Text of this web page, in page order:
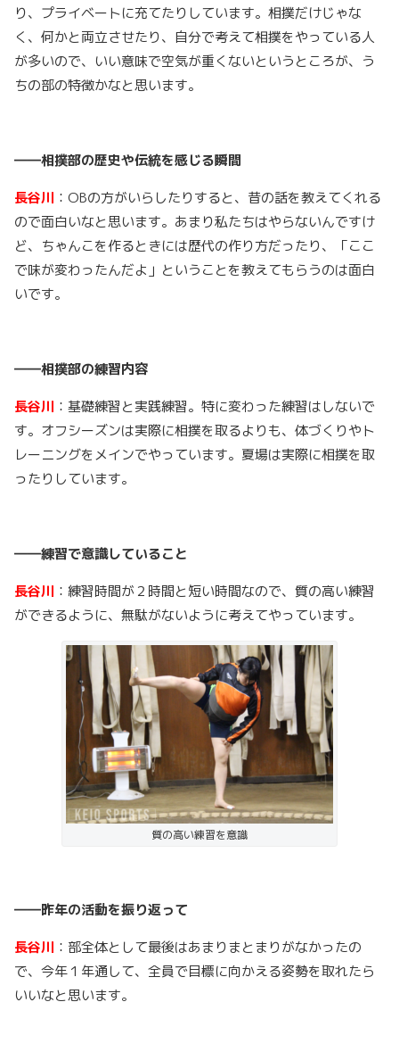
り、プライベートに充てたりしています。相撲だけじゃな
く、何かと両立させたり、自分で考えて相撲をやっている人
が多いので、いい意味で空気が重くないというところが、う
ちの部の特徴かなと思います。
――相撲部の歴史や伝統を感じる瞬間
長谷川 ：OBの方がいらしたりすると、昔の話を教えてくれる
ので面白いなと思います。あまり私たちはやらないんですけ
ど、ちゃんこを作るときには歴代の作り方だったり、「ここ
で味が変わったんだよ」ということを教えてもらうのは面白
いです。
――相撲部の練習内容
長谷川 ：基礎練習と実践練習。特に変わった練習はしないで
す。オフシーズンは実際に相撲を取るよりも、体づくりやト
レーニングをメインでやっています。夏場は実際に相撲を取
ったりしています。
――練習で意識していること
長谷川 ：練習時間が２時間と短い時間なので、質の高い練習
ができるように、無駄がないように考えてやっています。
質の高い練習を意識
――昨年の活動を振り返って
長谷川 ：部全体として最後はあまりまとまりがなかったの
で、今年１年通して、全員で目標に向かえる姿勢を取れたら
いいなと思います。